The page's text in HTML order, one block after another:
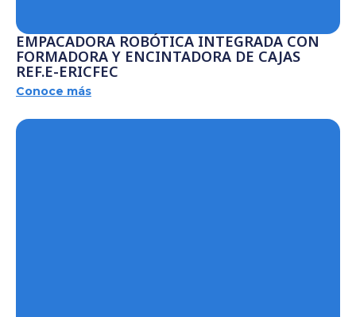
EMPACADORA ROBÓTICA INTEGRADA CON
FORMADORA Y ENCINTADORA DE CAJAS
REF.E-ERICFEC
Conoce más